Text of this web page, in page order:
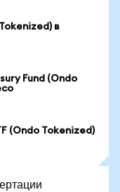
в
Fund (Ondo
(Ondo Tokenized)